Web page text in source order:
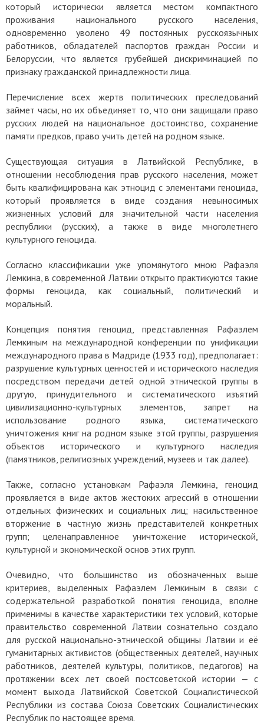
который исторически является местом компактного
проживания национального русского населения,
одновременно уволено 49 постоянных русскоязычных
работников, обладателей паспортов граждан России и
Белоруссии, что является грубейшей дискриминацией по
признаку гражданской принадлежности лица.
Перечисление всех жертв политических преследований
займет часы, но их объединяет то, что они защищали право
русских людей на национальное достоинство, сохранение
памяти предков, право учить детей на родном языке.
Существующая ситуация в Латвийской Республике, в
отношении несоблюдения прав русского населения, может
быть квалифицирована как этноцид с элементами геноцида,
который проявляется в виде создания невыносимых
жизненных условий для значительной части населения
республики (русских), а также в виде многолетнего
культурного геноцида.
Согласно классификации уже упомянутого мною Рафаэля
Лемкина, в современной Латвии открыто практикуются такие
формы геноцида, как социальный, политический и
моральный.
Концепция понятия геноцид, представленная Рафаэлем
Лемкиным на международной конференции по унификации
международного права в Мадриде (1933 год), предполагает:
разрушение культурных ценностей и исторического наследия
посредством передачи детей одной этнической группы в
другую, принудительного и систематического изъятий
цивилизационно-культурных элементов, запрет на
использование родного языка, систематического
уничтожения книг на родном языке этой группы, разрушения
объектов исторического и культурного наследия
(памятников, религиозных учреждений, музеев и так далее).
Также, согласно установкам Рафаэля Лемкина, геноцид
проявляется в виде актов жестоких агрессий в отношении
отдельных физических и социальных лиц; насильственное
вторжение в частную жизнь представителей конкретных
групп; целенаправленное уничтожение исторической,
культурной и экономической основ этих групп.
Очевидно, что большинство из обозначенных выше
критериев, выделенных Рафаэлем Лемкиным в связи с
содержательной разработкой понятия геноцида, вполне
применимы в качестве характеристики тех условий, которые
правительство современной Латвии сознательно создало
для русской национально-этнической общины Латвии и её
гуманитарных активистов (общественных деятелей, научных
работников, деятелей культуры, политиков, педагогов) на
протяжении всех лет своей постсоветской истории — с
момент выхода Латвийской Советской Социалистической
Республики из состава Союза Советских Социалистических
Республик по настоящее время.